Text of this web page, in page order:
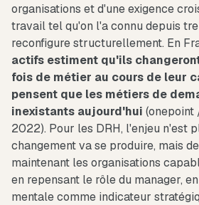
organisations et d'une exigence
travail tel qu'on l'a connu depuis
reconfigure structurellement. En
actifs estiment qu'ils
fois de métier au cours de leur
pensent que les métiers de
inexistants aujourd'hui (onepoint
2022). Pour les DRH, l'enjeu n'est
changement va se produire, mais
maintenant les organisations
en repensant le rôle du manager,
mentale comme indicateur